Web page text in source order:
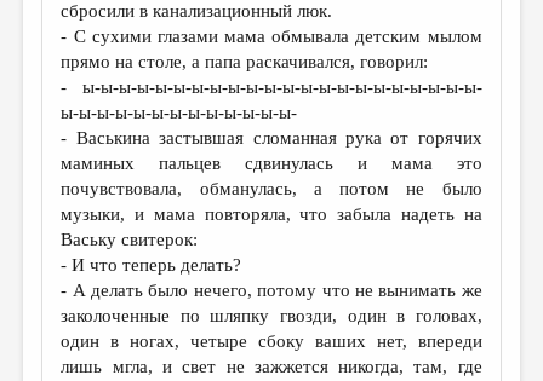
сбросили в канализационный люк.
- С сухими глазами мама обмывала детским мылом
прямо на столе, а папа раскачивался, говорил:
- ы-ы-ы-ы-ы-ы-ы-ы-ы-ы-ы-ы-ы-ы-ы-ы-ы-ы-ы-ы-ы-ы-
ы-ы-ы-ы-ы-ы-ы-ы-ы-ы-ы-ы-ы-
- Васькина застывшая сломанная рука от горячих
маминых пальцев сдвинулась и мама это
почувствовала, обманулась, а потом не было
музыки, и мама повторяла, что забыла надеть на
Ваську свитерок:
- И что теперь делать?
- А делать было нечего, потому что не вынимать же
заколоченные по шляпку гвозди, один в головах,
один в ногах, четыре сбоку ваших нет, впереди
лишь мгла, и свет не зажжется никогда, там, где